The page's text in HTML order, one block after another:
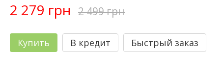
2 279 грн 2 499 грн
Купить В кредит Быстрый заказ